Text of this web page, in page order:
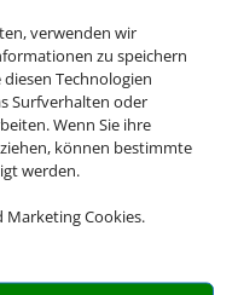
verwenden wir
zu speichern
Technologien
Surfverhalten oder
Wenn Sie ihre
können bestimmte
werden.
Marketing Cookies.
entspannt